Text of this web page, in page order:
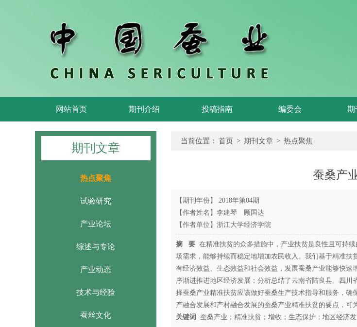
网站首页 期刊介绍 投稿指南 编委会 期
期刊文章
热点聚焦
试验研究
产业论坛
综述与专论
产业动态
技术与经验
蚕丝文化
当前位置： 首页 > 期刊文章 > 热点聚焦
蚕桑产
【期刊年份】 2018年第04期
【作者姓名】李建琴 顾国达
【作者单位】浙江大学经济学院
摘 要 在精准扶贫的众多措施中，产业扶贫是良性且可持
场需求，能够持续而稳定地增加农民收入。我们基于精准
有经济效益、生态效益和社会效益，发展蚕桑产业能够快
序渐进推进地区经济发展；分析总结了云南省陆良县、四
择蚕桑产业精准扶贫应该做好蚕桑生产技术指导和服务，
产融合发展和产村融合发展的蚕桑产业精准扶贫的要点，可
关键词
蚕桑产业；精准扶贫；增收；生态保护；地区经济